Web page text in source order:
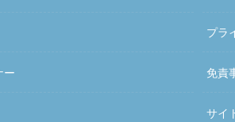
ー
プラ
免責
サイ